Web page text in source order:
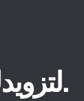
لتزويدك بتجربة مختلفة.